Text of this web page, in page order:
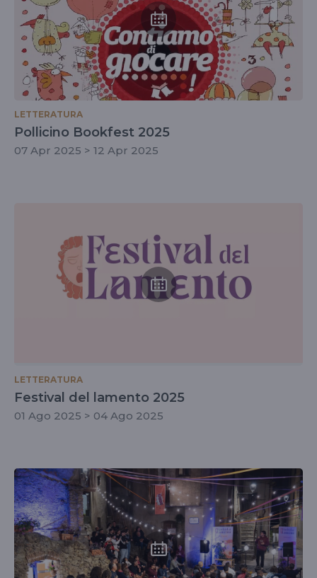
LETTERATURA
Pollicino Bookfest 2025
07 Apr 2025 > 12 Apr 2025
LETTERATURA
Festival del lamento 2025
01 Ago 2025 > 04 Ago 2025